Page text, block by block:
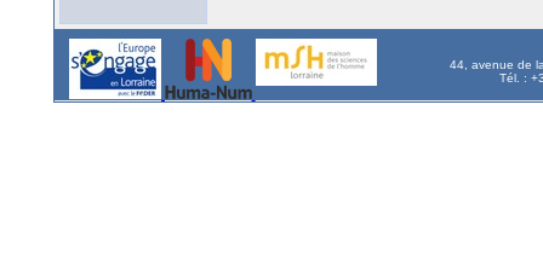
44, avenue de
Tél. :